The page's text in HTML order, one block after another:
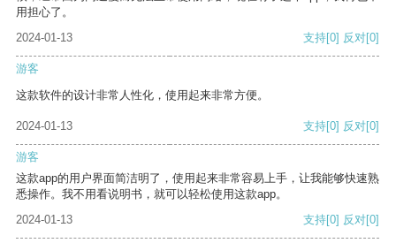
用担心了。
2024-01-13
支持[0] 反对[0]
游客
这款软件的设计非常人性化，使用起来非常方便。
2024-01-13 支持[0] 反对[0]
游客
这款app的用户界面简洁明了，使用起来非常容易上手，让我能够快速熟
悉操作。我不用看说明书，就可以轻松使用这款app。
2024-01-13
支持[0] 反对[0]